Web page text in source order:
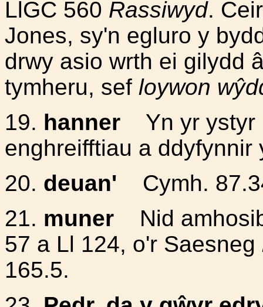
LlGC 560 Rassiwyd.
Jones, sy'n egluro y
drwy asio wrth ei gilydd
tymheru, sef loywon
19. hanner
Yn yr ystyr
enghreifftiau a ddyfynnir
20. deuan'
Cymh.
21. muner
Nid
57 a Ll 124, o'r Saesneg
165.5.